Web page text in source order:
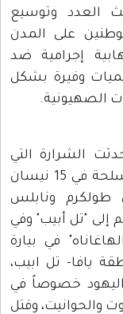
العدد وتوسيع
على المدن
إجرامية ضد
وفيرة بشكل
الصهيونية.
الشرارة التي
أشعلت الثورة. فقد قتلت مجموعة مسلحة في 15 نيسان
بين طولكرم ونابلس
إلى "تل أبيب" وفي
في بيارة
يافا- تل ابيب،
خصوصاً في
والحوانيت، وقتل